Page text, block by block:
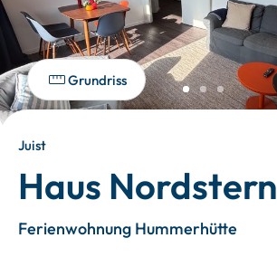
Grundriss
Juist
Haus Nordstern
Ferienwohnung Hummerhütte